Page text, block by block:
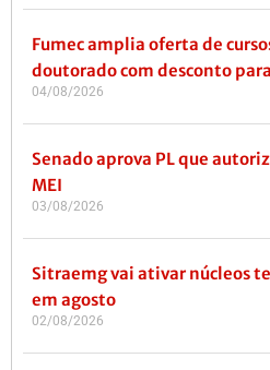
Fumec amplia oferta de
doutorado com desconto
04/08/2026
Senado aprova PL que
MEI
03/08/2026
Sitraemg vai ativar núcleos
em agosto
02/08/2026